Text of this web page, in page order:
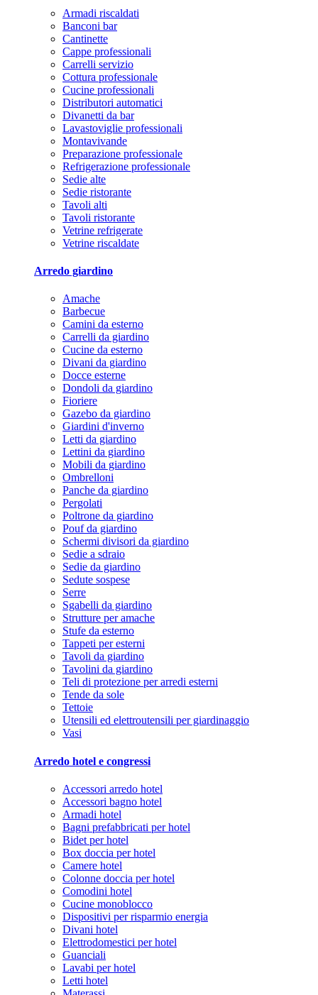
Armadi riscaldati
Banconi bar
Cantinette
Cappe professionali
Carrelli servizio
Cottura professionale
Cucine professionali
Distributori automatici
Divanetti da bar
Lavastoviglie professionali
Montavivande
Preparazione professionale
Refrigerazione professionale
Sedie alte
Sedie ristorante
Tavoli alti
Tavoli ristorante
Vetrine refrigerate
Vetrine riscaldate
Arredo giardino
Amache
Barbecue
Camini da esterno
Carrelli da giardino
Cucine da esterno
Divani da giardino
Docce esterne
Dondoli da giardino
Fioriere
Gazebo da giardino
Giardini d'inverno
Letti da giardino
Lettini da giardino
Mobili da giardino
Ombrelloni
Panche da giardino
Pergolati
Poltrone da giardino
Pouf da giardino
Schermi divisori da giardino
Sedie a sdraio
Sedie da giardino
Sedute sospese
Serre
Sgabelli da giardino
Strutture per amache
Stufe da esterno
Tappeti per esterni
Tavoli da giardino
Tavolini da giardino
Teli di protezione per arredi esterni
Tende da sole
Tettoie
Utensili ed elettroutensili per giardinaggio
Vasi
Arredo hotel e congressi
Accessori arredo hotel
Accessori bagno hotel
Armadi hotel
Bagni prefabbricati per hotel
Bidet per hotel
Box doccia per hotel
Camere hotel
Colonne doccia per hotel
Comodini hotel
Cucine monoblocco
Dispositivi per risparmio energia
Divani hotel
Elettrodomestici per hotel
Guanciali
Lavabi per hotel
Letti hotel